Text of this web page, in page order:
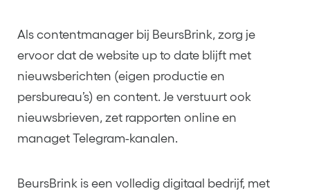
Als contentmanager bij BeursBrink, zorg je
ervoor dat de website up to date blijft met
nieuwsberichten (eigen productie en
persbureau’s) en content. Je verstuurt ook
nieuwsbrieven, zet rapporten online en
managet Telegram-kanalen.
BeursBrink is een volledig digitaal bedrijf, met